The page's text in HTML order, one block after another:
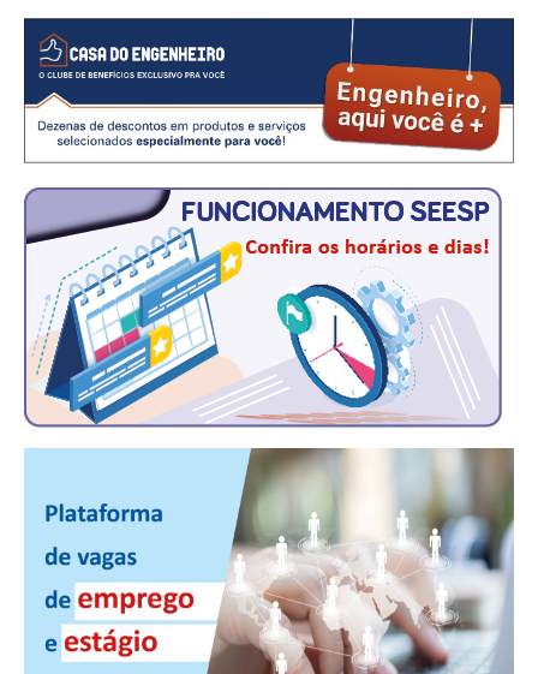
RES 1.002/2002 – CÓDIGO DE ÉTICA
HOMOLOGAÇÕES
FIQUE POR DENTRO
OPORTUNIDADES
APRESENTAÇÃO
EMPREGO E ESTÁGIO
CARREIRA
NEWSLETTER
GUIA DAS ENGENHARIAS
CONTATO
CURSOS